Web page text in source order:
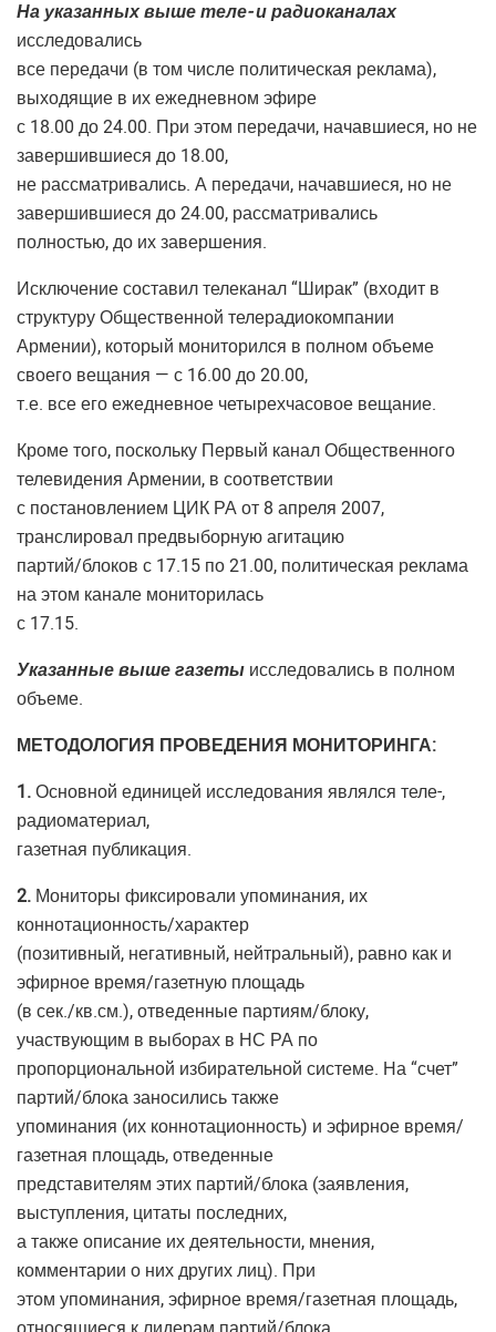
На указанных выше теле- и радиоканалах
исследовались
все передачи (в том числе политическая реклама),
выходящие в их ежедневном эфире
с 18.00 до 24.00. При этом передачи, начавшиеся, но не
завершившиеся до 18.00,
не рассматривались. А передачи, начавшиеся, но не
завершившиеся до 24.00, рассматривались
полностью, до их завершения.
Исключение составил телеканал “Ширак” (входит в
структуру Общественной телерадиокомпании
Армении), который мониторился в полном объеме
своего вещания — с 16.00 до 20.00,
т.е. все его ежедневное четырехчасовое вещание.
Кроме того, поскольку Первый канал Общественного
телевидения Армении, в соответствии
с постановлением ЦИК РА от 8 апреля 2007,
транслировал предвыборную агитацию
партий/блоков с 17.15 по 21.00, политическая реклама
на этом канале мониторилась
с 17.15.
Указанные выше газеты исследовались в полном
объеме.
МЕТОДОЛОГИЯ ПРОВЕДЕНИЯ МОНИТОРИНГА:
1. Основной единицей исследования являлся теле-,
радиоматериал,
газетная публикация.
2. Мониторы фиксировали упоминания, их
коннотационность/характер
(позитивный, негативный, нейтральный), равно как и
эфирное время/газетную площадь
(в сек./кв.см.), отведенные партиям/блоку,
участвующим в выборах в НС РА по
пропорциональной избирательной системе. На “счет”
партий/блока заносились также
упоминания (их коннотационность) и эфирное время/
газетная площадь, отведенные
представителям этих партий/блока (заявления,
выступления, цитаты последних,
а также описание их деятельности, мнения,
комментарии о них других лиц). При
этом упоминания, эфирное время/газетная площадь,